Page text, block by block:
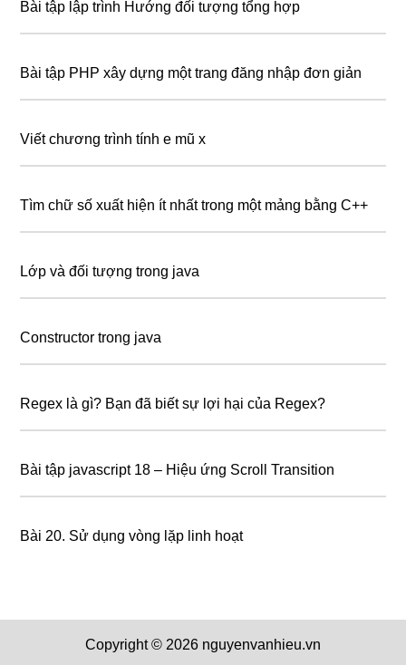
Bài tập lập trình Hướng đối tượng tổng hợp
Bài tập PHP xây dựng một trang đăng nhập đơn giản
Viết chương trình tính e mũ x
Tìm chữ số xuất hiện ít nhất trong một mảng bằng C++
Lớp và đối tượng trong java
Constructor trong java
Regex là gì? Bạn đã biết sự lợi hại của Regex?
Bài tập javascript 18 – Hiệu ứng Scroll Transition
Bài 20. Sử dụng vòng lặp linh hoạt
Copyright © 2026 nguyenvanhieu.vn